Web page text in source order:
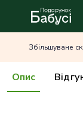
Збільшуване
Опис